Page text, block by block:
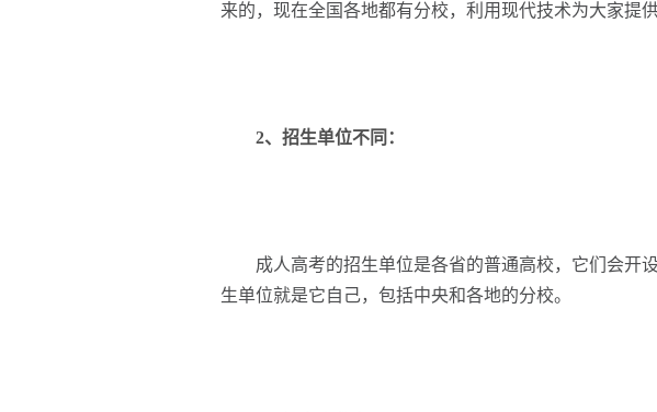
来的，现在全国各地都有分校，利用现代技术为大家提
2、招生单位不同：
成人高考的招生单位是各省的普通高校，它们会开
生单位就是它自己，包括中央和各地的分校。